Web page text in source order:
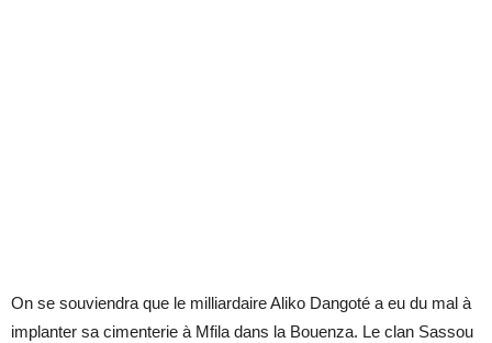
On se souviendra que le milliardaire Aliko Dangoté a eu du mal à
implanter sa cimenterie à Mfila dans la Bouenza. Le clan Sassou